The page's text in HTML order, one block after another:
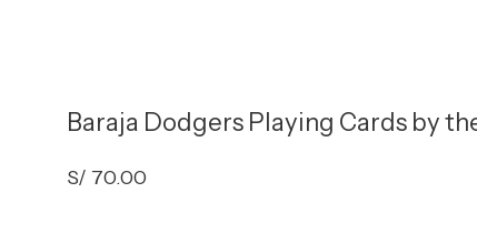
Baraja Dodgers Playing Cards by
S/ 70.00